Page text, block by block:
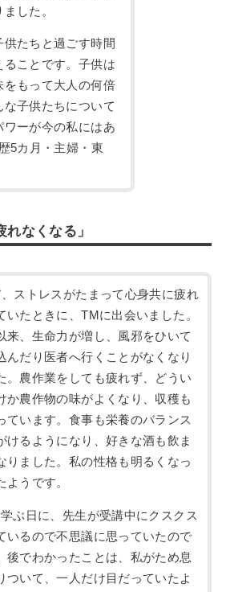
した。
たちと過ごす時間
ことです。子供は
をもって大人の何倍
な子供たちについて
ーが今の私にはあ
5カ月・主婦・東
れなくなる」
ストレスがたまって心身共に疲れ
いたときに、TMに出会いました。
来、生命力が増し、風邪をひいて
んだり医者へ行くことがなくなり
。農作業をしても疲れず、どうい
か農作物の味がよくなり、収穫も
ています。食事も栄養のバランス
けるようになり、好きな酒も飲ま
りました。私の性格も明るくなっ
ようです。
ぶ日に、先生が受講中にクスクス
いるので不思議に思っていたので
後でわかったことは、私がため息
ついて、一人だけ目だっていたよ